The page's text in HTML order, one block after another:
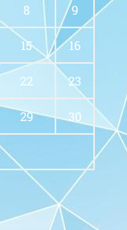
8 9
15 16
22 23
29 30